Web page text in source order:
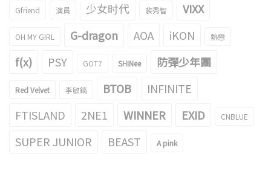
Gfriend 演員 少女时代 裴秀智 VIXX
OH MY GIRL G-dragon AOA iKON 熱戀
f(x) PSY GOT7 SHINee 防彈少年團
Red Velvet 李敏鎬 BTOB
INFINITE
FTISLAND
2NE1 WINNER EXID CNBLUE
SUPER JUNIOR BEAST A pink